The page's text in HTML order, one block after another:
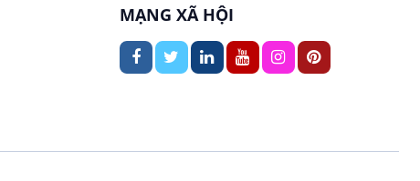
Việc làm tại Thới Long
Việc làm tại Trung Nhất
MẠNG XÃ HỘI